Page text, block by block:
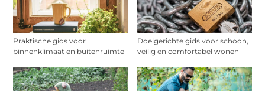
Praktische gids voor
binnenklimaat en buitenruimte
Doelgerichte gids voor schoon,
veilig en comfortabel wonen